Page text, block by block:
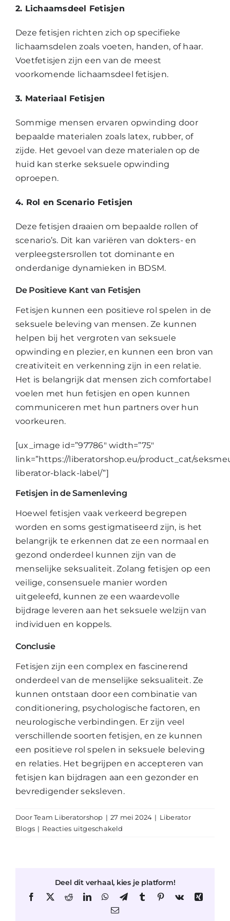
2. Lichaamsdeel Fetisjen
Deze fetisjen richten zich op specifieke
lichaamsdelen zoals voeten, handen, of haar.
Voetfetisjen zijn een van de meest
voorkomende lichaamsdeel fetisjen.
3. Materiaal Fetisjen
Sommige mensen ervaren opwinding door
bepaalde materialen zoals latex, rubber, of
zijde. Het gevoel van deze materialen op de
huid kan sterke seksuele opwinding
oproepen.
4. Rol en Scenario Fetisjen
Deze fetisjen draaien om bepaalde rollen of
scenario’s. Dit kan variëren van dokters- en
verpleegstersrollen tot dominante en
onderdanige dynamieken in BDSM.
De Positieve Kant van Fetisjen
Fetisjen kunnen een positieve rol spelen in de
seksuele beleving van mensen. Ze kunnen
helpen bij het vergroten van seksuele
opwinding en plezier, en kunnen een bron van
creativiteit en verkenning zijn in een relatie.
Het is belangrijk dat mensen zich comfortabel
voelen met hun fetisjen en open kunnen
communiceren met hun partners over hun
voorkeuren.
[ux_image id=”97786″ width=”75″
link=”https://liberatorshop.eu/product_cat/
liberator-black-label/”]
Fetisjen in de Samenleving
Hoewel fetisjen vaak verkeerd begrepen
worden en soms gestigmatiseerd zijn, is het
belangrijk te erkennen dat ze een normaal en
gezond onderdeel kunnen zijn van de
menselijke seksualiteit. Zolang fetisjen op een
veilige, consensuele manier worden
uitgeleefd, kunnen ze een waardevolle
bijdrage leveren aan het seksuele welzijn van
individuen en koppels.
Conclusie
Fetisjen zijn een complex en fascinerend
onderdeel van de menselijke seksualiteit. Ze
kunnen ontstaan door een combinatie van
conditionering, psychologische factoren, en
neurologische verbindingen. Er zijn veel
verschillende soorten fetisjen, en ze kunnen
een positieve rol spelen in seksuele beleving
en relaties. Het begrijpen en accepteren van
fetisjen kan bijdragen aan een gezonder en
bevredigender seksleven.
DoorTeam Liberatorshop | 27 mei 2024 | Liberator
Blogs | Reacties uitgeschakeld
Wat
Ze
Deel dit verhaal, kies je platform!
Facebook
X RedditLinkedInWhatsApp
TelegramTumblr Pinterest
Vk
Xing
E-